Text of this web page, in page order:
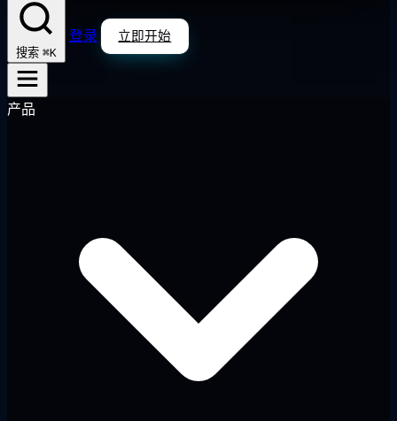
搜索 ⌘K
登录 立即开始
产品